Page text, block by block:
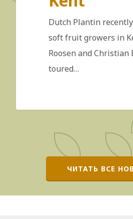
Dutch Plantin
soft fruit growers in
Roosen and Christian
toured…
ЧИТАТЬ ВСЕ